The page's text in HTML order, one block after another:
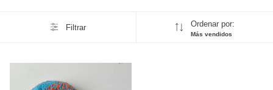
Filtrar Ordenar por:
Más vendidos